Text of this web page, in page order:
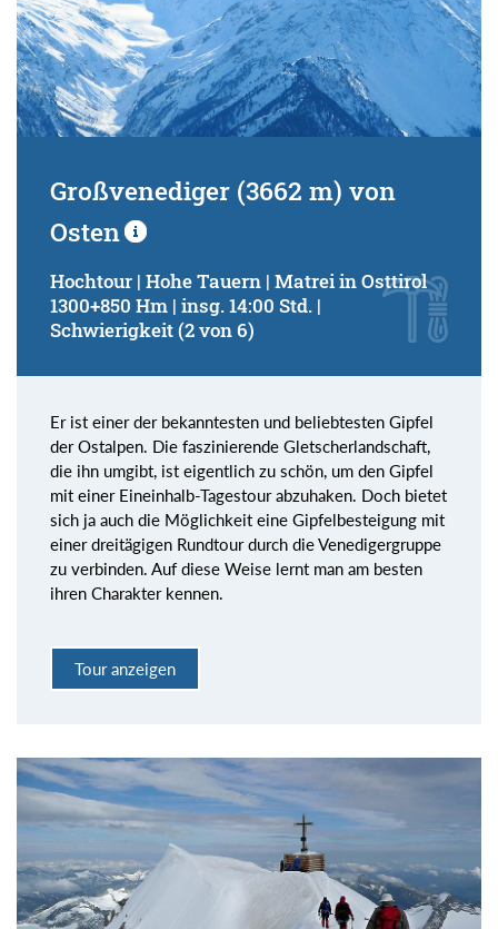
Großvenediger (3662 m) von
Osten
Hochtour | Hohe Tauern | Matrei in Osttirol
1300+850 Hm | insg. 14:00 Std. |
Schwierigkeit (2 von 6)
Er ist einer der bekanntesten und beliebtesten Gipfel
der Ostalpen. Die faszinierende Gletscherlandschaft,
die ihn umgibt, ist eigentlich zu schön, um den Gipfel
mit einer Eineinhalb-Tagestour abzuhaken. Doch bietet
sich ja auch die Möglichkeit eine Gipfelbesteigung mit
einer dreitägigen Rundtour durch die Venedigergruppe
zu verbinden. Auf diese Weise lernt man am besten
ihren Charakter kennen.
Tour anzeigen